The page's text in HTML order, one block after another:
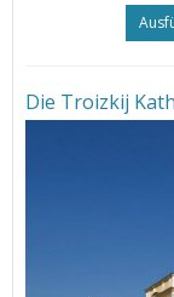
Die Troizkij